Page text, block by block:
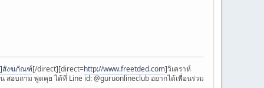
]สังฆภัณฑ์[/direct][direct=http://www.freetded.com]วิเคราห์
อบถาม พูดคุย ได้ที่ Line id: @guruonlineclub อยากได้เพื่อนร่วม